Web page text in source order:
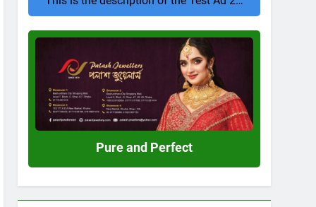
Perfect
Pure and Perfect